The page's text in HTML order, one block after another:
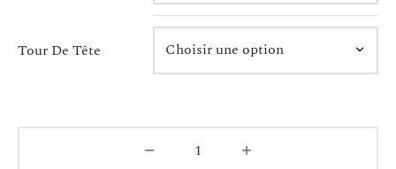
Tour De Tête